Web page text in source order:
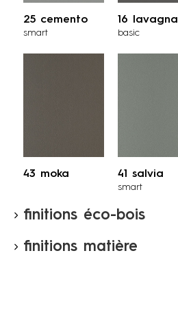
25 cemento
smart
16 lavagna
basic
43 moka 41 salvia
smart
finitions éco-bois
finitions matière